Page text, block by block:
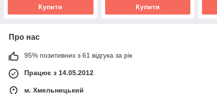
Купити Купити
Про нас
95% позитивних з 61 відгука за рік
Працює з 14.05.2012
м. Хмельницький